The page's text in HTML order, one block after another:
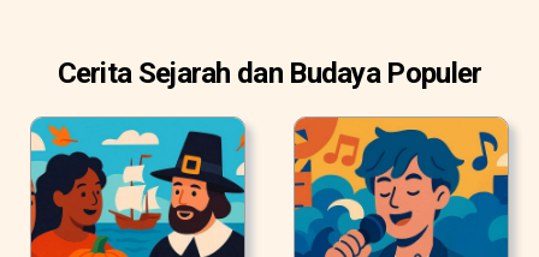
Cerita Sejarah dan Budaya Populer